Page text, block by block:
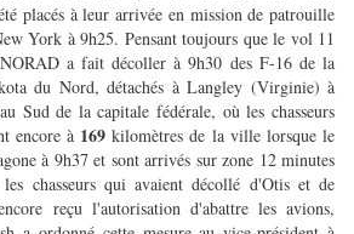
placés à leur arrivée en mission de patrouille
York à 9h25. Pensant toujours que le vol 11
a fait décoller à 9h30 des F-16 de la
du Nord, détachés à Langley (Virginie) à
Sud de la capitale fédérale, où les chasseurs
encore à 169 kilomètres de la ville lorsque le
à 9h37 et sont arrivés sur zone 12 minutes
chasseurs qui avaient décollé d'Otis et de
reçu l'autorisation d'abattre les avions,